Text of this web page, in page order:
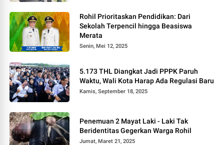
Rohil Prioritaskan Pendidikan: Dari
Sekolah Terpencil hingga Beasiswa
Merata
Senin, Mei 12, 2025
5.173 THL Diangkat Jadi PPPK Paruh
Waktu, Wali Kota Harap Ada Regulasi Baru
Kamis, September 18, 2025
Penemuan 2 Mayat Laki - Laki Tak
Beridentitas Gegerkan Warga Rohil
Jumat, Maret 21, 2025